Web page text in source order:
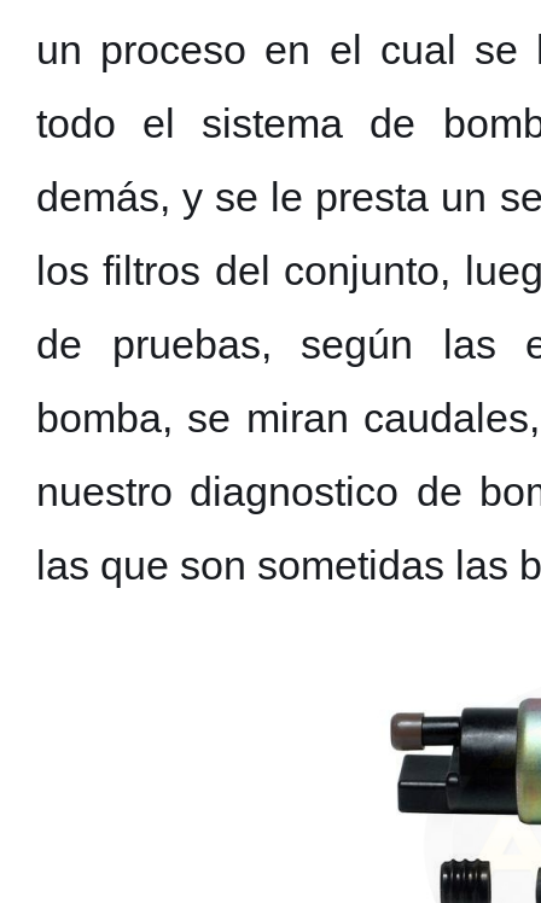
un proceso en el cual se
todo el sistema de
demás, y se le presta un
los filtros del conjunto,
de pruebas, según las
bomba, se miran
nuestro diagnostico de
las que son sometidas las